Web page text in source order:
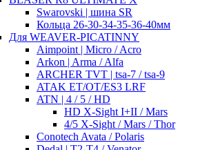
Swarovski | шина SR
Кольца 26-30-34-35-36-40мм
Для WEAVER-PICATINNY
Aimpoint | Micro / Acro
Arkon | Arma / Alfa
ARCHER TVT | tsa-7 / tsa-9
ATAK ET/OT/ES3 LRF
ATN | 4 / 5 / HD
HD X-Sight I+II / Mars
4/5 X-Sight / Mars / Thor
Conotech Avata / Polaris